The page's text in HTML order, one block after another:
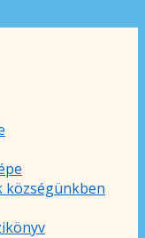
községünkben